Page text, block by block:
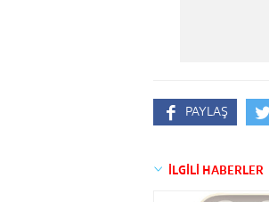
PAYLAŞ
İLGİLİ HABERLER